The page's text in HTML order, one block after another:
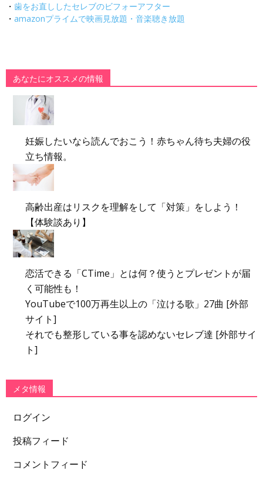
・ 歯をお直ししたセレブのビフォーアフター
・ amazonプライムで映画見放題・音楽聴き放題
あなたにオススメの情報
妊娠したいなら読んでおこう！赤ちゃん待ち夫婦の役
立ち情報。
高齢出産はリスクを理解をして「対策」をしよう！
【体験談あり】
恋活できる「CTime」とは何？使うとプレゼントが届
く可能性も！
YouTubeで100万再生以上の「泣ける歌」27曲 [外部
サイト]
それでも整形している事を認めないセレブ達 [外部サイ
ト]
メタ情報
ログイン
投稿フィード
コメントフィード